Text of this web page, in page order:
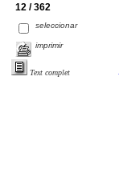
12 / 362
seleccionar
imprimir
Text complet